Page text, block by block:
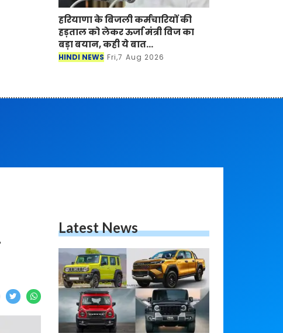
हरियाणा के बिजली कर्मचारियों की
हड़ताल को लेकर ऊर्जा मंत्री विज का
बड़ा बयान, कही ये बात...
HINDI NEWS Fri,7 Aug 2026
Latest News